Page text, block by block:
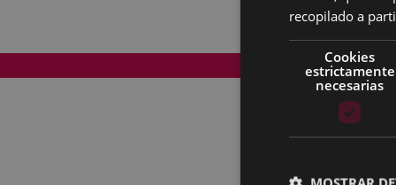
Mapa del Sitio
recopilado a
Cookies
estrictamente
necesarias